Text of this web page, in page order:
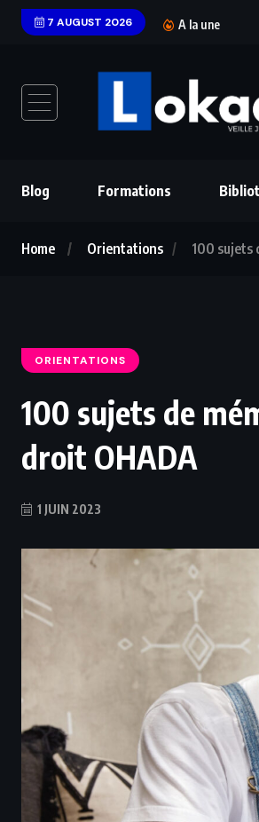
7 AUGUST 2026 A la une
Blog Formations
Home Orientations 100 sujets
ORIENTATIONS
100 sujets de
droit OHADA
1 JUIN 2023